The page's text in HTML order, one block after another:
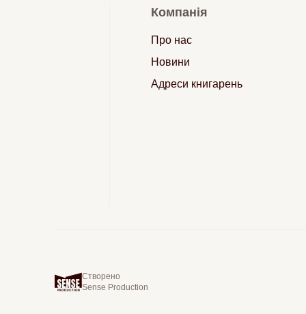
Компанія
Про нас
Новини
Адреси книгарень
Створено
Sense Production